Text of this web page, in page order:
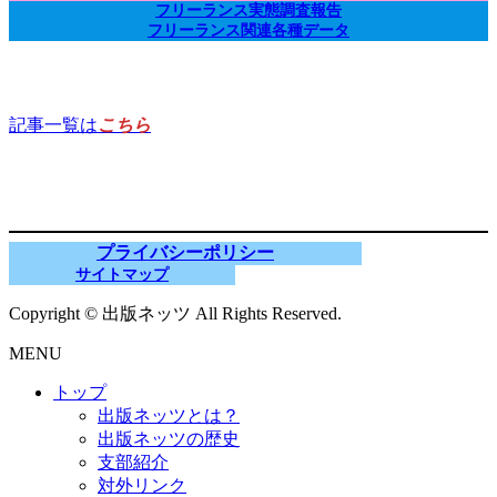
フリーランス実態調査報告
フリーランス関連各種データ
記事一覧はこちら
プライバシーポリシー
サイトマップ
Copyright © 出版ネッツ All Rights Reserved.
MENU
トップ
出版ネッツとは？
出版ネッツの歴史
支部紹介
対外リンク